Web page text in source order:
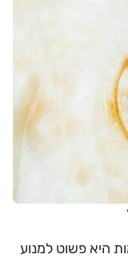
היא פשוט למנוע